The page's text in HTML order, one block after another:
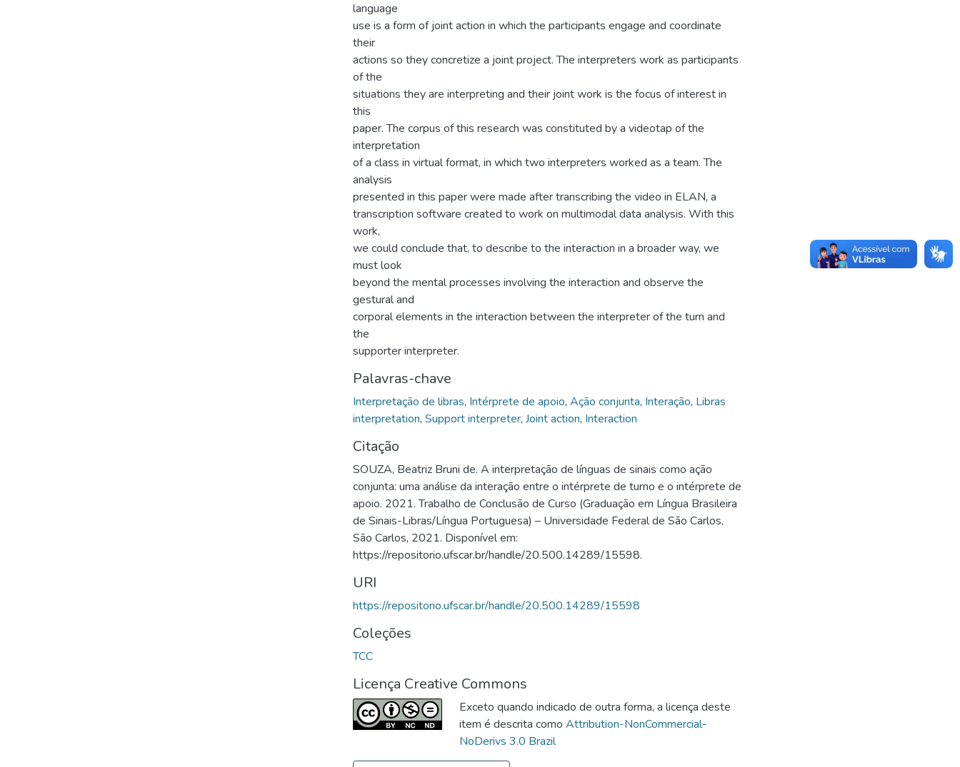
language
use is a form of joint action in which the participants engage and coordinate
their
actions so they concretize a joint project. The interpreters work as participants
of the
situations they are interpreting and their joint work is the focus of interest in
this
paper. The corpus of this research was constituted by a videotap of the
interpretation
of a class in virtual format, in which two interpreters worked as a team. The
analysis
presented in this paper were made after transcribing the video in ELAN, a
transcription software created to work on multimodal data analysis. With this
work,
we could conclude that, to describe to the interaction in a broader way, we
must look
beyond the mental processes involving the interaction and observe the
gestural and
corporal elements in the interaction between the interpreter of the turn and
the
supporter interpreter.
Palavras-chave
Interpretação de libras, Intérprete de apoio, Ação conjunta, Interação, Libras
interpretation, Support interpreter, Joint action, Interaction
Citação
SOUZA, Beatriz Bruni de. A interpretação de línguas de sinais como ação
conjunta: uma análise da interação entre o intérprete de turno e o intérprete de
apoio. 2021. Trabalho de Conclusão de Curso (Graduação em Língua Brasileira
de Sinais-Libras/Língua Portuguesa) – Universidade Federal de São Carlos,
São Carlos, 2021. Disponível em:
https://repositorio.ufscar.br/handle/20.500.14289/15598.
URI
https://repositorio.ufscar.br/handle/20.500.14289/15598
Coleções
TCC
Licença Creative Commons
Exceto quando indicado de outra forma, a licença deste
item é descrita como Attribution-NonCommercial-
NoDerivs 3.0 Brazil